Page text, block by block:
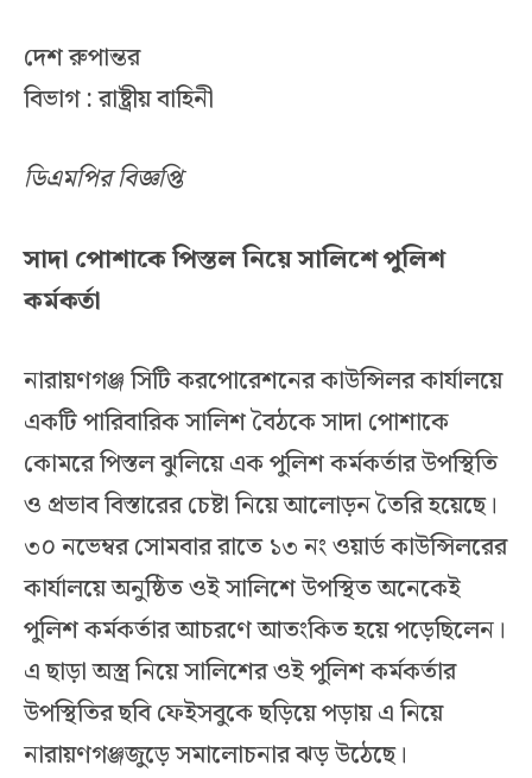
দেশ রুপান্তর
বিভাগ : রাষ্ট্রীয় বাহিনী
ডিএমপির বিজ্ঞপ্তি
সাদা পোশাকে পিস্তল নিয়ে সালিশে পুলিশ
কর্মকর্তা
নারায়ণগঞ্জ সিটি করপোরেশনের কাউন্সিলর কার্যালয়ে
একটি পারিবারিক সালিশ বৈঠকে সাদা পোশাকে
কোমরে পিস্তল ঝুলিয়ে এক পুলিশ কর্মকর্তার উপস্থিতি
ও প্রভাব বিস্তারের চেষ্টা নিয়ে আলোড়ন তৈরি হয়েছে।
৩০ নভেম্বর সোমবার রাতে ১৩ নং ওয়ার্ড কাউন্সিলরের
কার্যালয়ে অনুষ্ঠিত ওই সালিশে উপস্থিত অনেকেই
পুলিশ কর্মকর্তার আচরণে আতংকিত হয়ে পড়েছিলেন।
এ ছাড়া অস্ত্র নিয়ে সালিশের ওই পুলিশ কর্মকর্তার
উপস্থিতির ছবি ফেইসবুকে ছড়িয়ে পড়ায় এ নিয়ে
নারায়ণগঞ্জজুড়ে সমালোচনার ঝড় উঠেছে।